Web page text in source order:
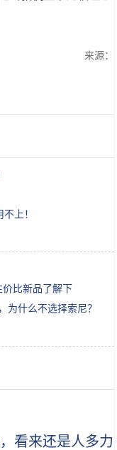
来源：
上！
比新品了解下
为什么不选择索尼？
看来还是人多力